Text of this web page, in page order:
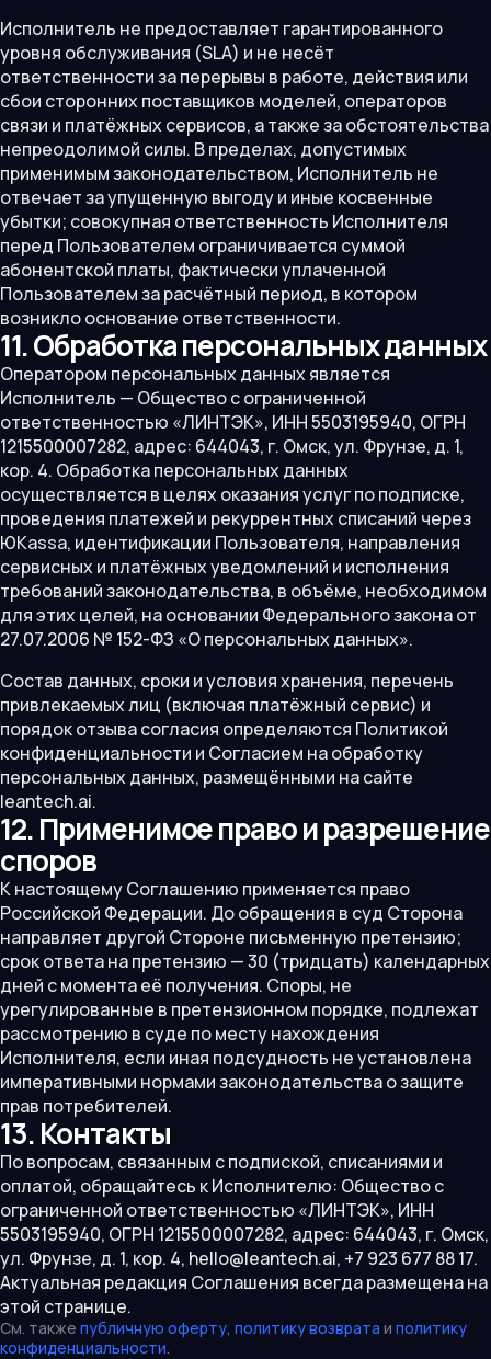
Исполнитель не предоставляет гарантированного
уровня обслуживания (SLA) и не несёт
ответственности за перерывы в работе, действия или
сбои сторонних поставщиков моделей, операторов
связи и платёжных сервисов, а также за обстоятельства
непреодолимой силы. В пределах, допустимых
применимым законодательством, Исполнитель не
отвечает за упущенную выгоду и иные косвенные
убытки; совокупная ответственность Исполнителя
перед Пользователем ограничивается суммой
абонентской платы, фактически уплаченной
Пользователем за расчётный период, в котором
возникло основание ответственности.
11. Обработка персональных данных
Оператором персональных данных является
Исполнитель — Общество с ограниченной
ответственностью «ЛИНТЭК», ИНН 5503195940, ОГРН
1215500007282, адрес: 644043, г. Омск, ул. Фрунзе, д. 1,
кор. 4. Обработка персональных данных
осуществляется в целях оказания услуг по подписке,
проведения платежей и рекуррентных списаний через
ЮKassa, идентификации Пользователя, направления
сервисных и платёжных уведомлений и исполнения
требований законодательства, в объёме, необходимом
для этих целей, на основании Федерального закона от
27.07.2006 № 152-ФЗ «О персональных данных».
Состав данных, сроки и условия хранения, перечень
привлекаемых лиц (включая платёжный сервис) и
порядок отзыва согласия определяются Политикой
конфиденциальности и Согласием на обработку
персональных данных, размещёнными на сайте
leantech.ai.
12. Применимое право и разрешение
споров
К настоящему Соглашению применяется право
Российской Федерации. До обращения в суд Сторона
направляет другой Стороне письменную претензию;
срок ответа на претензию — 30 (тридцать) календарных
дней с момента её получения. Споры, не
урегулированные в претензионном порядке, подлежат
рассмотрению в суде по месту нахождения
Исполнителя, если иная подсудность не установлена
императивными нормами законодательства о защите
прав потребителей.
13. Контакты
По вопросам, связанным с подпиской, списаниями и
оплатой, обращайтесь к Исполнителю: Общество с
ограниченной ответственностью «ЛИНТЭК», ИНН
5503195940, ОГРН 1215500007282, адрес: 644043, г. Омск,
ул. Фрунзе, д. 1, кор. 4, hello@leantech.ai, +7 923 677 88 17.
Актуальная редакция Соглашения всегда размещена на
этой странице.
См. также публичную оферту, политику возврата и политику
конфиденциальности.